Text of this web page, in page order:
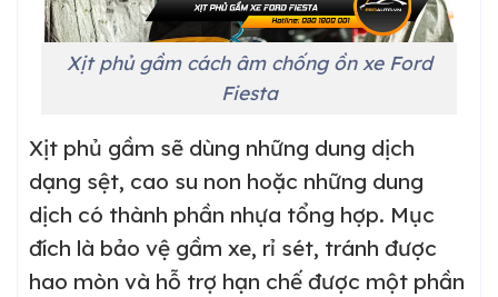
Xịt phủ gầm cách âm chống ồn xe Ford
Fiesta
Xịt phủ gầm sẽ dùng những dung dịch
dạng sệt, cao su non hoặc những dung
dịch có thành phần nhựa tổng hợp. Mục
đích là bảo vệ gầm xe, rỉ sét, tránh được
hao mòn và hỗ trợ hạn chế được một phần